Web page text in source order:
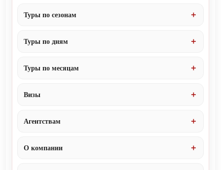
Туры по сезонам
Туры по дням
Туры по месяцам
Визы
Агентствам
О компании